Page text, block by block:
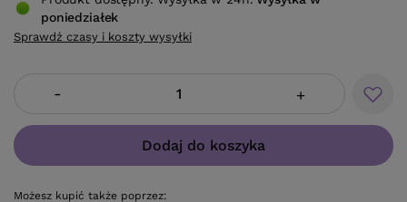
- +
Dodaj do koszyka
Możesz kupić także poprzez:
poniedziałek
Sprawdź czasy i koszty wysyłki